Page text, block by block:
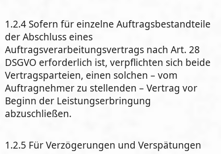
1.2.4 Sofern für einzelne Auftragsbestandteile
der Abschluss eines
Auftragsverarbeitungsvertrags nach Art. 28
DSGVO erforderlich ist, verpflichten sich beide
Vertragsparteien, einen solchen – vom
Auftragnehmer zu stellenden – Vertrag vor
Beginn der Leistungserbringung
abzuschließen.
1.2.5 Für Verzögerungen und Verspätungen